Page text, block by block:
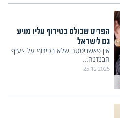
הפריט שכולם בטירוף עליו מגיע
גם לישראל
אין פאשניסטה שלא בטירוף על צעיף
הבנדנה...
25.12.2025